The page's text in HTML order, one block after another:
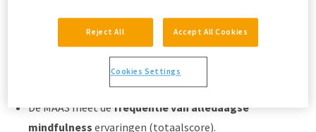
vragenlijst geschikt voor gebruik in diverse therapie- en
trainingssettings.
MAAS vs. de CHIME en de FFMQ
De MAAS meet de frequentie van alledaagse
mindfulness ervaringen (totaalscore).
Reject All Accept All Cookies
Cookies Settings